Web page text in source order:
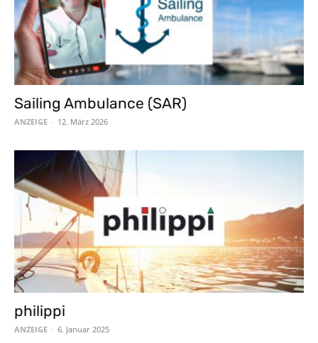
Sailing Ambulance (SAR)
ANZEIGE - 12. März 2026
philippi
ANZEIGE - 6. Januar 2025